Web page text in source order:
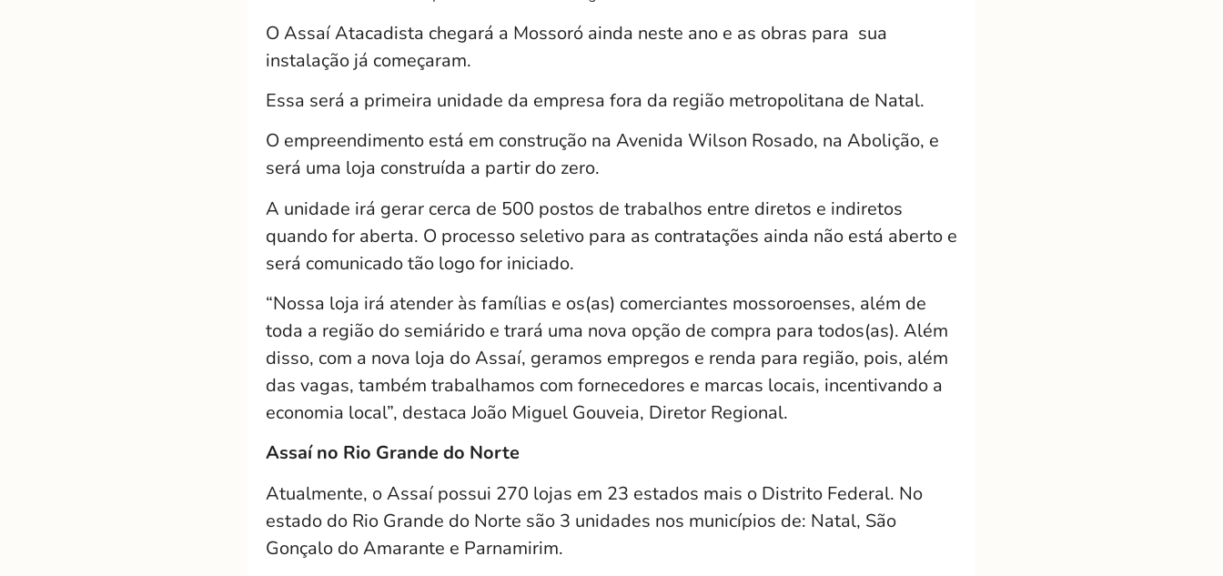
O Assaí Atacadista chegará a Mossoró ainda neste ano e as obras para sua
instalação já começaram.
Essa será a primeira unidade da empresa fora da região metropolitana de Natal.
O empreendimento está em construção na Avenida Wilson Rosado, na Abolição, e
será uma loja construída a partir do zero.
A unidade irá gerar cerca de 500 postos de trabalhos entre diretos e indiretos
quando for aberta. O processo seletivo para as contratações ainda não está aberto e
será comunicado tão logo for iniciado.
“Nossa loja irá atender às famílias e os(as) comerciantes mossoroenses, além de
toda a região do semiárido e trará uma nova opção de compra para todos(as). Além
disso, com a nova loja do Assaí, geramos empregos e renda para região, pois, além
das vagas, também trabalhamos com fornecedores e marcas locais, incentivando a
economia local”, destaca João Miguel Gouveia, Diretor Regional.
Assaí no Rio Grande do Norte
Atualmente, o Assaí possui 270 lojas em 23 estados mais o Distrito Federal. No
estado do Rio Grande do Norte são 3 unidades nos municípios de: Natal, São
Gonçalo do Amarante e Parnamirim.